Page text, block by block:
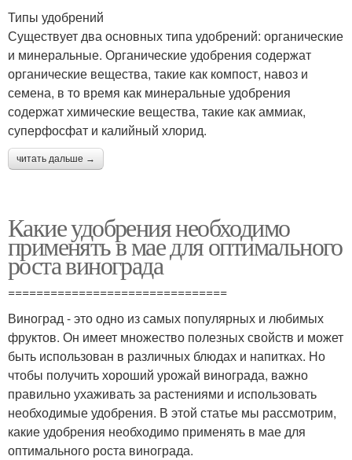
Типы удобрений
Существует два основных типа удобрений: органические
и минеральные. Органические удобрения содержат
органические вещества, такие как компост, навоз и
семена, в то время как минеральные удобрения
содержат химические вещества, такие как аммиак,
суперфосфат и калийный хлорид.
читать дальше →
Какие удобрения необходимо
применять в мае для оптимального
роста винограда
===============================
Виноград - это одно из самых популярных и любимых
фруктов. Он имеет множество полезных свойств и может
быть использован в различных блюдах и напитках. Но
чтобы получить хороший урожай винограда, важно
правильно ухаживать за растениями и использовать
необходимые удобрения. В этой статье мы рассмотрим,
какие удобрения необходимо применять в мае для
оптимального роста винограда.